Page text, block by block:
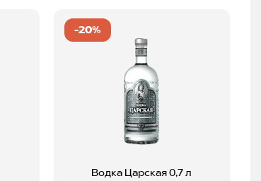
-20%
Водка Царская 0,7 л